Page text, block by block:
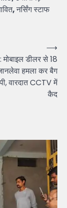
,नर्सिंग स्टाफ
डीलर से 18
हमला कर बैग
वारदात CCTV में
कैद
⟶